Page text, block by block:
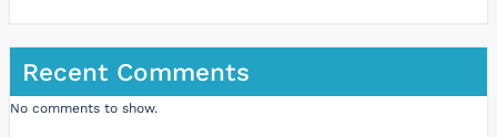
Recent Comments
No comments to show.